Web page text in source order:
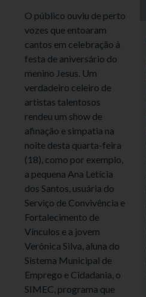
O público ouviu de perto
vozes que entoaram
cantos em celebração à
festa de aniversário do
menino Jesus. Um
verdadeiro celeiro de
artistas talentosos
rendeu um show de
afinação e simpatia na
noite desta quarta-feira
(18), como por exemplo,
a pequena Ana Letícia
dos Santos, usuária do
Serviço de Convivência e
Fortalecimento de
Vínculos e a jovem
Verônica Silva, aluna do
Sistema Municipal de
Emprego e Cidadania, o
SIMEC, programa que